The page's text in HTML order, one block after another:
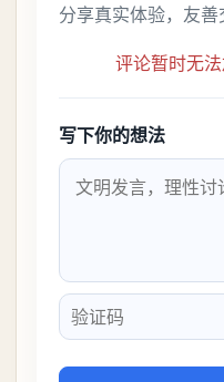
分享真实体验，友善
评论暂时无法
写下你的想法
验证码